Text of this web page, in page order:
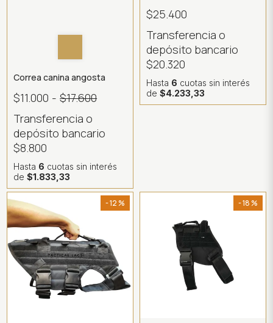
Correa canina angosta
$11.000 - $17.600
Transferencia o
depósito bancario
$8.800
Hasta 6 cuotas sin interés
de$1.833,33
$25.400
Transferencia o
depósito bancario
$20.320
Hasta 6 cuotas sin interés
de $4.233,33
- 12 % - 18 %